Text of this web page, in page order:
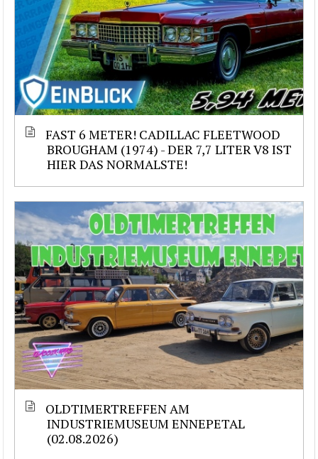
FAST 6 METER! CADILLAC FLEETWOOD
BROUGHAM (1974) - DER 7,7 LITER V8 IST
HIER DAS NORMALSTE!
OLDTIMERTREFFEN AM
INDUSTRIEMUSEUM ENNEPETAL
(02.08.2026)